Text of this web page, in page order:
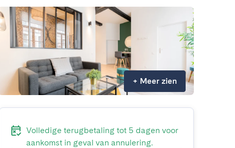
+ Meer zien
Volledige terugbetaling tot 5 dagen voor
aankomst in geval van annulering.